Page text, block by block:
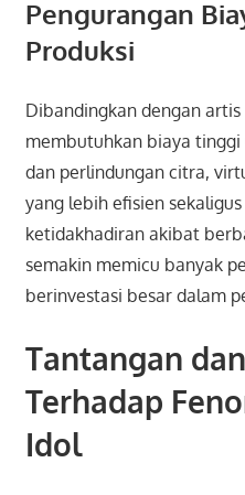
Pengurangan
Produksi
Dibandingkan dengan artis
membutuhkan biaya
dan perlindungan citra,
yang lebih efisien
ketidakhadiran akibat
semakin memicu banyak
berinvestasi besar dalam
Tantangan
Terhadap
Idol